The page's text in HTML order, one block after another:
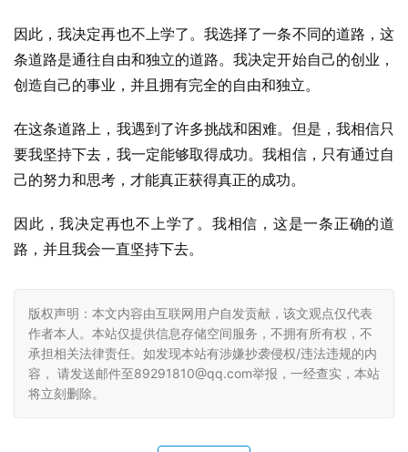
因此，我决定再也不上学了。我选择了一条不同的道路，这
条道路是通往自由和独立的道路。我决定开始自己的创业，
创造自己的事业，并且拥有完全的自由和独立。
在这条道路上，我遇到了许多挑战和困难。但是，我相信只
要我坚持下去，我一定能够取得成功。我相信，只有通过自
己的努力和思考，才能真正获得真正的成功。
因此，我决定再也不上学了。我相信，这是一条正确的道
路，并且我会一直坚持下去。
版权声明：本文内容由互联网用户自发贡献，该文观点仅代表
作者本人。本站仅提供信息存储空间服务，不拥有所有权，不
承担相关法律责任。如发现本站有涉嫌抄袭侵权/违法违规的内
容， 请发送邮件至89291810@qq.com举报，一经查实，本站
将立刻删除。